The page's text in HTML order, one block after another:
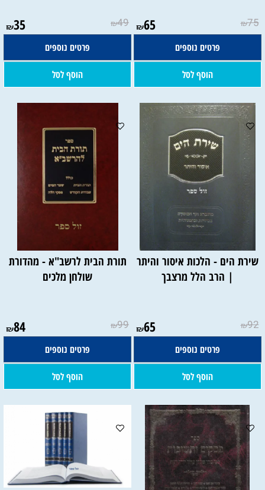
₪75
₪65
פרטים נוספים
הוסף לסל
₪49
₪35
פרטים נוספים
הוסף לסל
שירת הים - הלכות איסור והיתר
| הרב הלל מרצבך
₪92
₪65
פרטים נוספים
הוסף לסל
תורת הבית לרשב"א - מהדורת
שולחן מלכים
₪99
₪84
פרטים נוספים
הוסף לסל